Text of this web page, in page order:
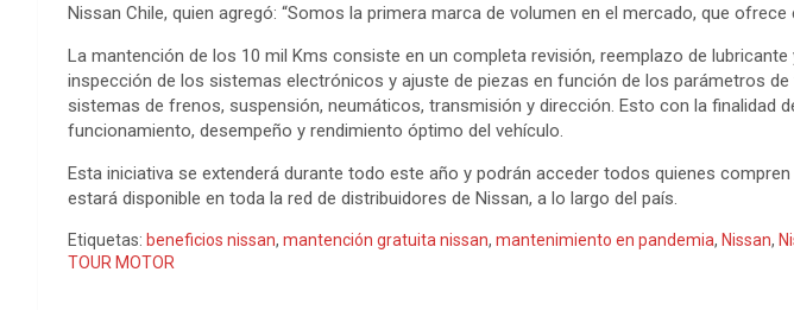
Nissan Chile, quien agregó: “Somos la primera marca de volumen en el mercado, que ofrece
La mantención de los 10 mil Kms consiste en un completa revisión, reemplazo de
inspección de los sistemas electrónicos y ajuste de piezas en función de los parámetros de
sistemas de frenos, suspensión, neumáticos, transmisión y dirección. Esto con la finalidad
funcionamiento, desempeño y rendimiento óptimo del vehículo.
Esta iniciativa se extenderá durante todo este año y podrán acceder todos quienes
estará disponible en toda la red de distribuidores de Nissan, a lo largo del país.
Etiquetas: beneficios nissan, mantención gratuita nissan, mantenimiento en pandemia, Nissan,
TOUR MOTOR